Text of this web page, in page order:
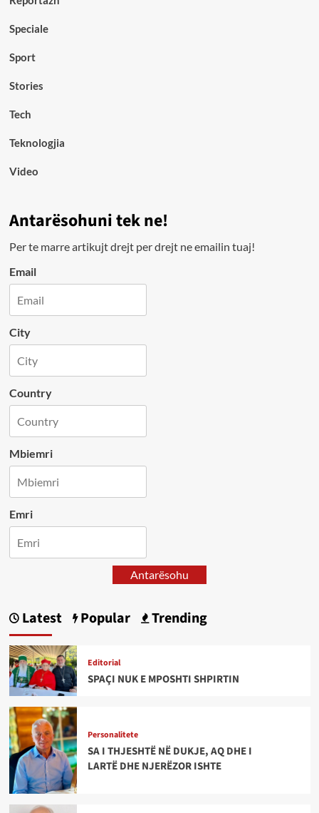
Speciale
Sport
Stories
Tech
Teknologjia
Video
Antarësohuni tek ne!
Per te marre artikujt drejt per drejt ne emailin tuaj!
Email
City
Country
Mbiemri
Emri
Antarësohu
Latest Popular Trending
Editorial
SPAÇI NUK E MPOSHTI SHPIRTIN
Personalitete
SA I THJESHTË NË DUKJE, AQ DHE I
LARTË DHE NJERËZOR ISHTE